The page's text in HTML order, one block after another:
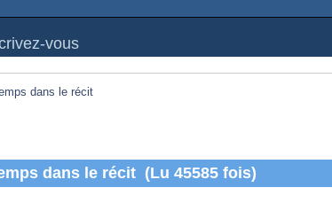
vous
dans le récit
dans le récit (Lu 45585 fois)